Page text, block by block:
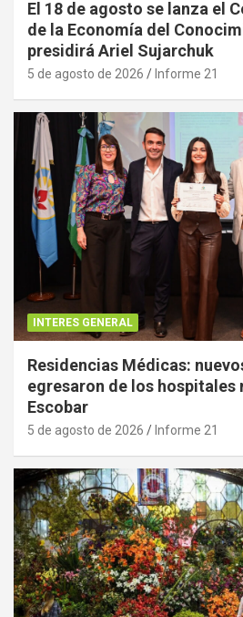
El 18 de agosto se lanza el
de la Economía del
presidirá Ariel Sujarchuk
5 de agosto de 2026 Informe 21
INTERES GENERAL
Residencias Médicas:
egresaron de los hospitales
Escobar
5 de agosto de 2026 Informe 21